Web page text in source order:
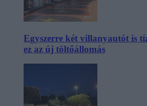
Egyszerre két villanyautót is
ez az új töltőállomás